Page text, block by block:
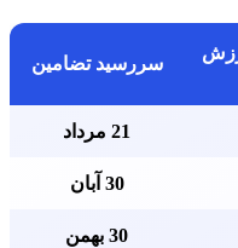
سررسید تضامین
21 مرداد
30 آبان
30 بهمن